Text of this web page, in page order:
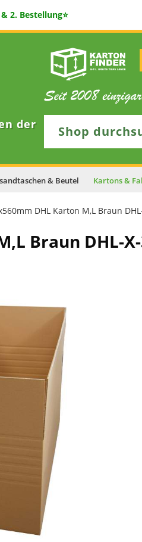
2. Bestellung⭐
der
& Beutel Kartons &
DHL Karton M,L Braun
Braun DHL-